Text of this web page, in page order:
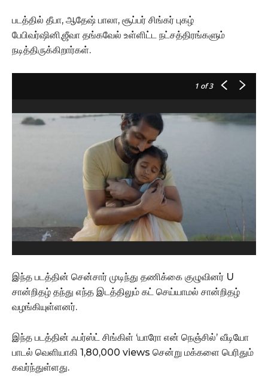
படத்தில் தீபா, ஆதேஷ் பாலா, சூப்பர் சிங்கர் புகழ்
பேபிவர்ஷினி,ஜீவா தங்கவேல் உள்ளிட்ட நட்சத்திரங்களும்
நடித்திருக்கிறார்கள்.
1 of 3
இந்த படத்தின் சென்சார் முடிந்து தணிக்கை குழுவினர் U
சான்றிதழ் தந்து எந்த இடத்திலும் கட் செய்யாமல் சான்றிதழ்
வழங்கியுள்ளனர்.
இந்த படத்தின் ஃபர்ஸ்ட் சிங்கிள் ‘யாரோ என் நெஞ்சில்’ வீடியோ
பாடல் வெளியாகி 1,80,000 views சென்று மக்களை பெரிதும்
கவர்ந்துள்ளது.